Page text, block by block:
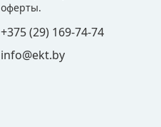
оферты.
+375 (29) 169-74-74
info@ekt.by